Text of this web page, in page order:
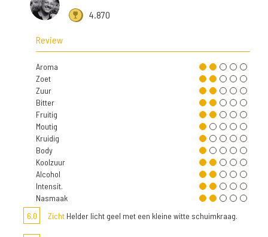
4.870
Review
Aroma
Zoet
Zuur
Bitter
Fruitig
Moutig
Kruidig
Body
Koolzuur
Alcohol
Intensit.
Nasmaak
6,0
Zicht Helder licht geel met een kleine witte schuimkraag.